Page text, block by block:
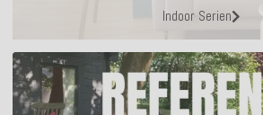
Indoor Serien